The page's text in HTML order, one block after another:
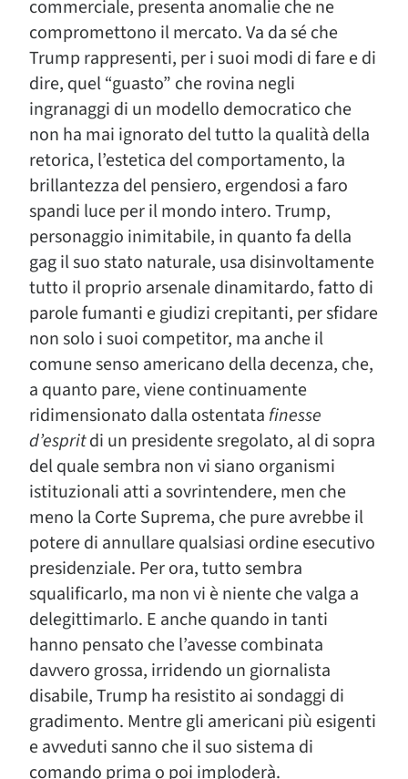
commerciale, presenta anomalie che ne
compromettono il mercato. Va da sé che
Trump rappresenti, per i suoi modi di fare e di
dire, quel “guasto” che rovina negli
ingranaggi di un modello democratico che
non ha mai ignorato del tutto la qualità della
retorica, l’estetica del comportamento, la
brillantezza del pensiero, ergendosi a faro
spandi luce per il mondo intero. Trump,
personaggio inimitabile, in quanto fa della
gag il suo stato naturale, usa disinvoltamente
tutto il proprio arsenale dinamitardo, fatto di
parole fumanti e giudizi crepitanti, per sfidare
non solo i suoi competitor, ma anche il
comune senso americano della decenza, che,
a quanto pare, viene continuamente
ridimensionato dalla ostentata finesse
d’espritdi un presidente sregolato, al di sopra
del quale sembra non vi siano organismi
istituzionali atti a sovrintendere, men che
meno la Corte Suprema, che pure avrebbe il
potere di annullare qualsiasi ordine esecutivo
presidenziale. Per ora, tutto sembra
squalificarlo, ma non vi è niente che valga a
delegittimarlo. E anche quando in tanti
hanno pensato che l’avesse combinata
davvero grossa, irridendo un giornalista
disabile, Trump ha resistito ai sondaggi di
gradimento. Mentre gli americani più esigenti
e avveduti sanno che il suo sistema di
comando prima o poi imploderà.